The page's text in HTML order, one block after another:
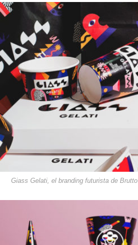
Giass Gelati, el branding futurista de Brutto